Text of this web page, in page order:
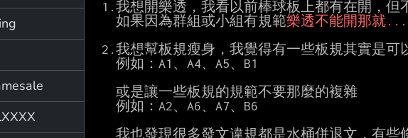
1.我想開樂透，我看以前棒球板上都有在開，但
  如果因為群組或小組有規範
樂透不能開那就...
2.我想幫板規瘦身，我覺得有一些板規其實是可